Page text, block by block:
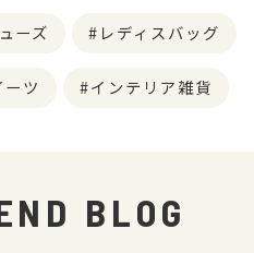
ーズ レディスバッグ
ーツ インテリア雑貨
BLOG